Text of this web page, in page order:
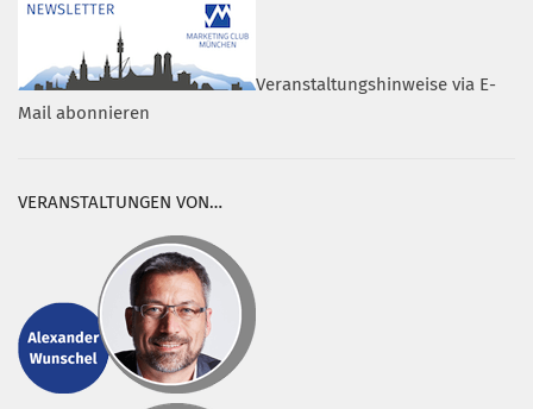
Veranstaltungshinweise via E-
Mail abonnieren
VERANSTALTUNGEN VON…